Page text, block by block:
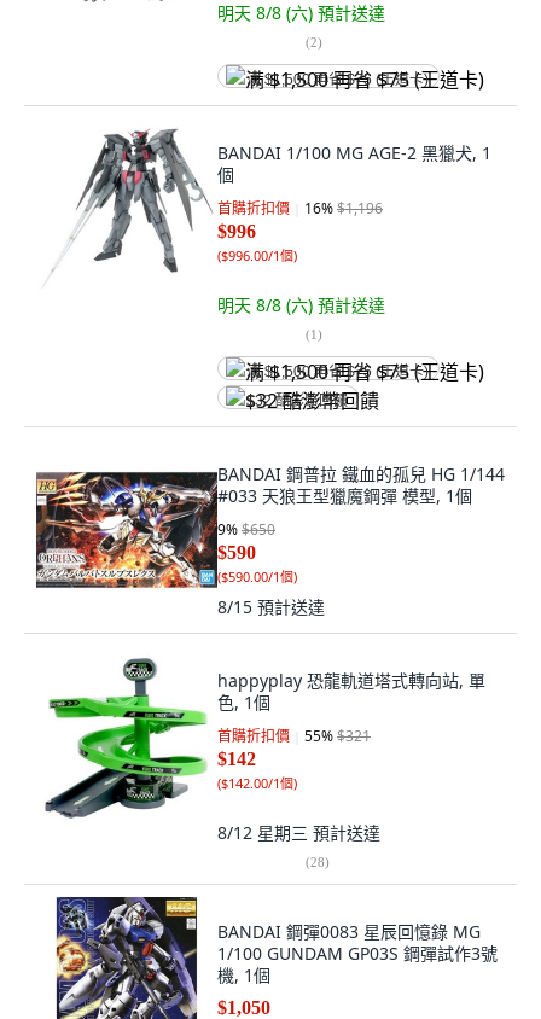
明天 8/8 (六) 預計送達
(2)
满 $1,500 再省 $75 (王道卡)
BANDAI 1/100 MG AGE-2 黑獵犬, 1
個
首購折扣價 16%$1,196
$996
($996.00/1個)
明天 8/8 (六) 預計送達
(1)
满 $1,500 再省 $75 (王道卡)
$32 酷澎幣回饋
BANDAI 鋼普拉 鐵血的孤兒 HG 1/144
#033 天狼王型獵魔鋼彈 模型, 1個
9%$650
$590
($590.00/1個)
8/15 預計送達
happyplay 恐龍軌道塔式轉向站, 單
色, 1個
首購折扣價 55%$321
$142
($142.00/1個)
8/12 星期三 預計送達
(28)
BANDAI 鋼彈0083 星辰回憶錄 MG
1/100 GUNDAM GP03S 鋼彈試作3號
機, 1個
$1,050